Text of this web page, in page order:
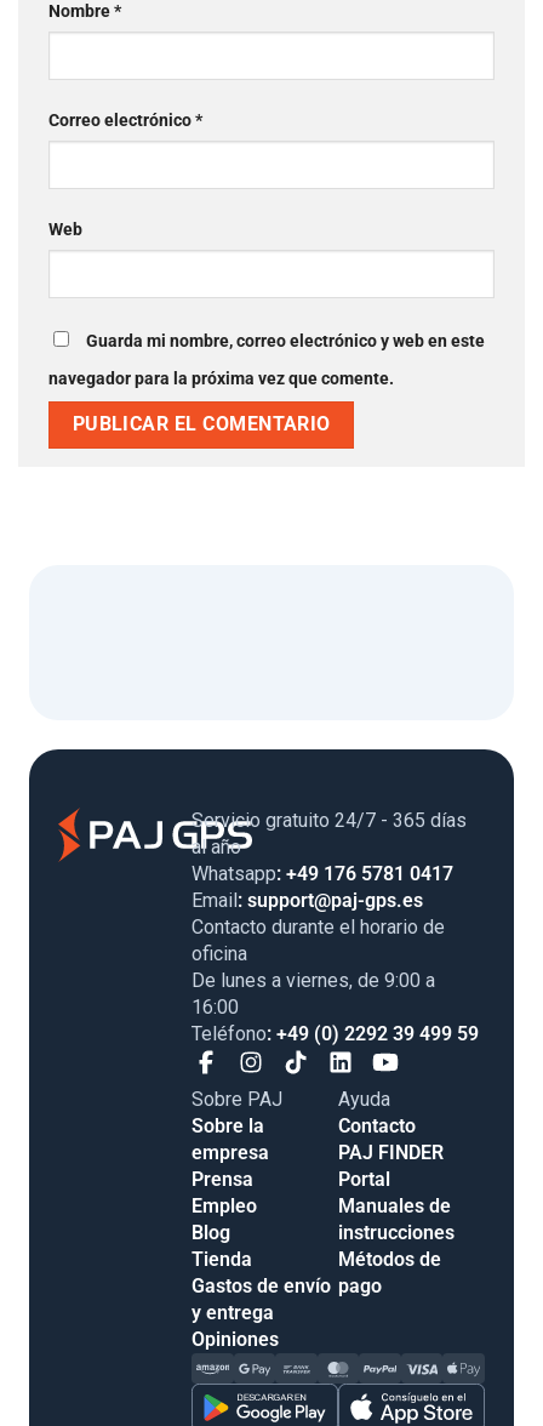
Nombre*
Correo electrónico*
Web
Guarda mi nombre, correo electrónico y web en este
navegador para la próxima vez que comente.
Servicio gratuito 24/7 - 365 días
al año
Whatsapp: +49 176 5781 0417
Email: support@paj-gps.es
Contacto durante el horario de
oficina
De lunes a viernes, de 9:00 a
16:00
Teléfono: +49 (0) 2292 39 499 59
Sobre PAJ
Sobre la
empresa
Prensa
Empleo
Blog
Tienda
Gastos de envío
y entrega
Opiniones
Ayuda
Contacto
PAJ FINDER
Portal
Manuales de
instrucciones
Métodos de
pago